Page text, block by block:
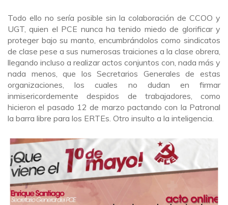
Todo ello no sería posible sin la colaboración de CCOO y
UGT, quien el PCE nunca ha tenido miedo de glorificar y
proteger bajo su manto, encumbrándolos como sindicatos
de clase pese a sus numerosas traiciones a la clase obrera,
llegando incluso a realizar actos conjuntos con, nada más y
nada menos, que los Secretarios Generales de estas
organizaciones, los cuales no dudan en firmar
inmisericordemente despidos de trabajadores, como
hicieron el pasado 12 de marzo pactando con la Patronal
la barra libre para los ERTEs. Otro insulto a la inteligencia.